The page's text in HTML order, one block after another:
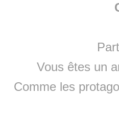
Vous êtes un
Comme les